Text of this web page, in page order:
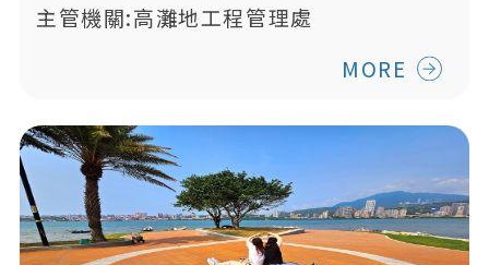
主管機關:高灘地工程管理處
MORE